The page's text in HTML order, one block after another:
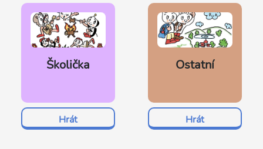
Školička
Hrát
Ostatní
Hrát